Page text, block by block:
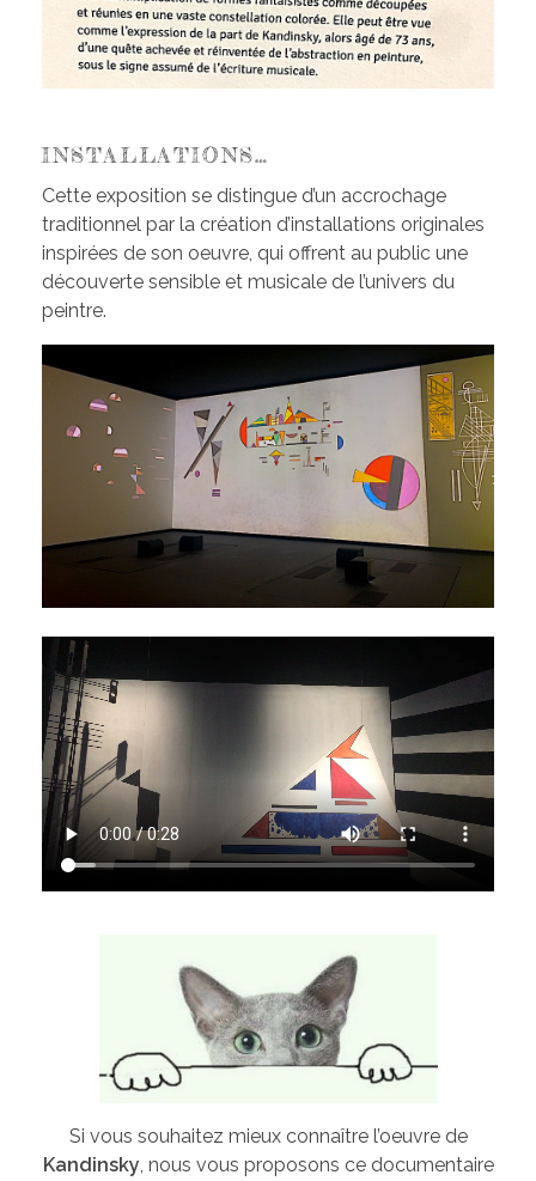
INSTALLATIONS…
Cette exposition se distingue d’un accrochage
traditionnel par la création d’installations originales
inspirées de son oeuvre, qui offrent au public une
découverte sensible et musicale de l’univers du
peintre.
Si vous souhaitez mieux connaître l’oeuvre de
Kandinsky , nous vous proposons ce documentaire